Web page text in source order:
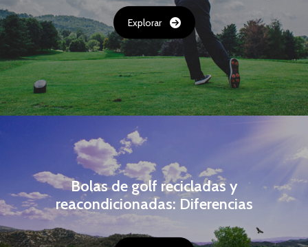
Explorar
Bolas de golf recicladas y
reacondicionadas: Diferencias